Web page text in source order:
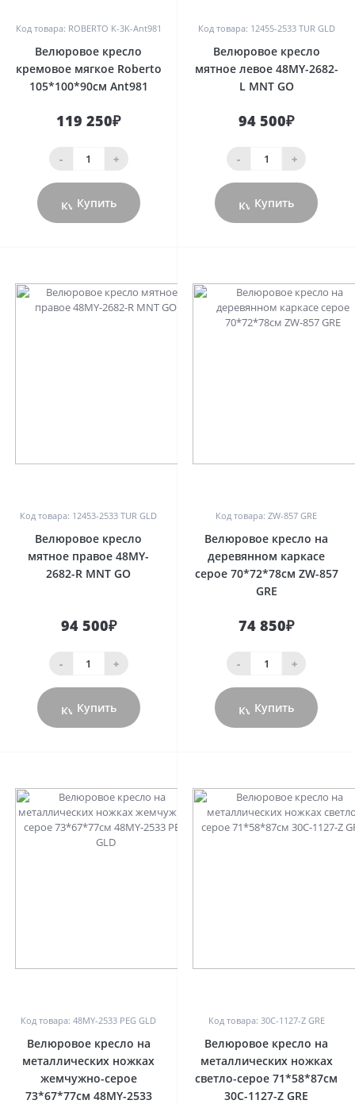
Код товара: ROBERTO K-3K-Ant981
Велюровое кресло
кремовое мягкое Roberto
105*100*90см Ant981
119 250₽
- +
Купить
Код товара: 12455-2533 TUR GLD
Велюровое кресло
мятное левое 48MY-2682-
L MNT GO
94 500₽
- +
Купить
Код товара: 12453-2533 TUR GLD
Велюровое кресло
мятное правое 48MY-
2682-R MNT GO
94 500₽
- +
Купить
Код товара: ZW-857 GRE
Велюровое кресло на
деревянном каркасе
серое 70*72*78см ZW-857
GRE
74 850₽
- +
Купить
Код товара: 48MY-2533 PEG GLD
Велюровое кресло на
металлических ножках
жемчужно-серое
73*67*77см 48MY-2533
Код товара: 30C-1127-Z GRE
Велюровое кресло на
металлических ножках
светло-серое 71*58*87см
30C-1127-Z GRE